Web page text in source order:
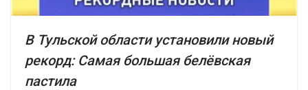
В Тульской области установили новый
рекорд: Самая большая белёвская
пастила